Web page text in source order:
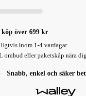
över 699 kr
inom 1-4 vardagar.
ombud eller paketskåp nära
Snabb, enkel och säker